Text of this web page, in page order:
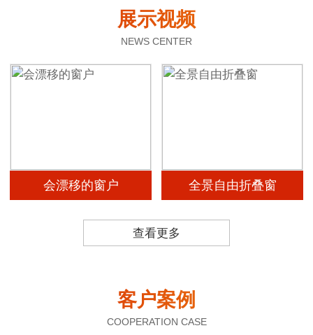
展示视频
NEWS CENTER
会漂移的窗户 全景自由折叠窗
查看更多
客户案例
COOPERATION CASE